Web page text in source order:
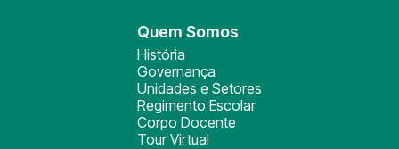
Quem Somos
História
Governança
Unidades e Setores
Regimento Escolar
Corpo Docente
Tour Virtual